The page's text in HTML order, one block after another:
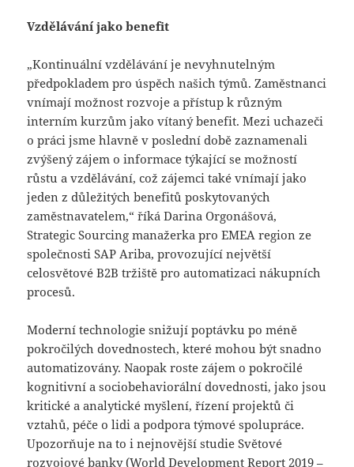
Vzdělávání jako benefit
„Kontinuální vzdělávání je nevyhnutelným
předpokladem pro úspěch našich týmů. Zaměstnanci
vnímají možnost rozvoje a přístup k různým
interním kurzům jako vítaný benefit. Mezi uchazeči
o práci jsme hlavně v poslední době zaznamenali
zvýšený zájem o informace týkající se možností
růstu a vzdělávání, což zájemci také vnímají jako
jeden z důležitých benefitů poskytovaných
zaměstnavatelem,“ říká Darina Orgonášová,
Strategic Sourcing manažerka pro EMEA region ze
společnosti SAP Ariba, provozující největší
celosvětové B2B tržiště pro automatizaci nákupních
procesů.
Moderní technologie snižují poptávku po méně
pokročilých dovednostech, které mohou být snadno
automatizovány. Naopak roste zájem o pokročilé
kognitivní a sociobehaviorální dovednosti, jako jsou
kritické a analytické myšlení, řízení projektů či
vztahů, péče o lidi a podpora týmové spolupráce.
Upozorňuje na to i nejnovější studie Světové
rozvojové banky (World Development Report 2019 –